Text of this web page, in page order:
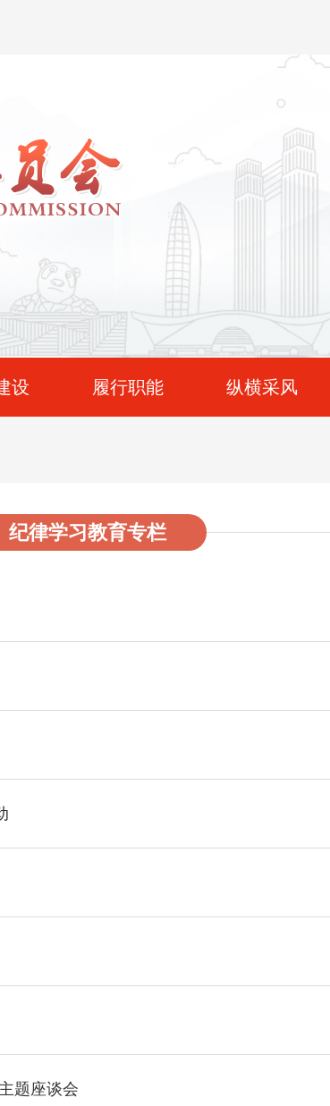
设 履行职能 纵横采风
纪律学习教育专栏
题座谈会